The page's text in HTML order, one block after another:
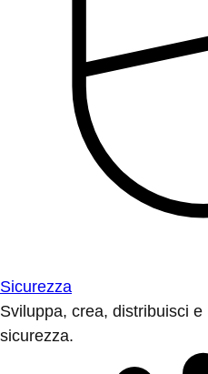
Sicurezza
Sviluppa, crea, distribuisci
sicurezza.